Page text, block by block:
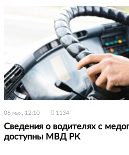
06 мая, 12:10 1134
Сведения о водителях с
доступны МВД РК